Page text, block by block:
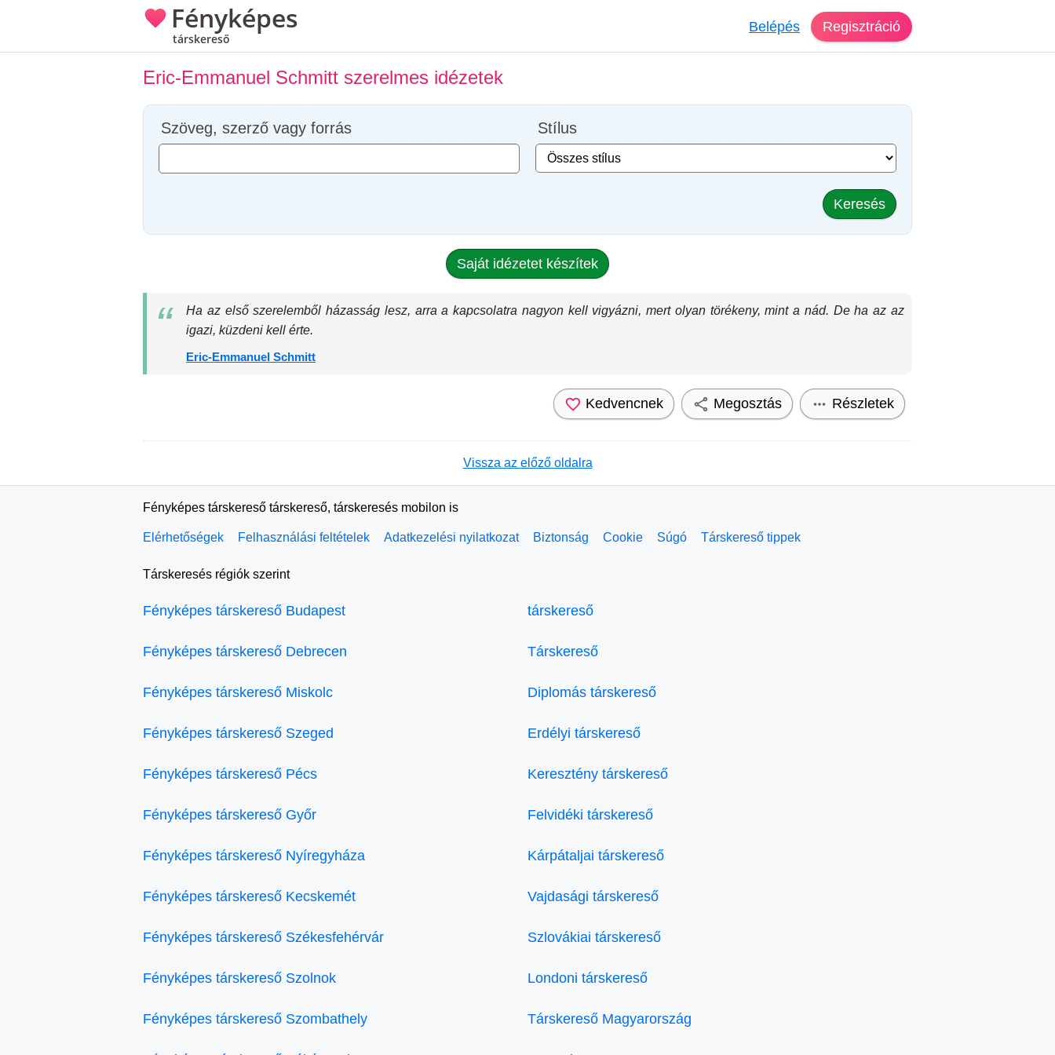
Fényképes
társkereső
Belépés Regisztráció
Eric-Emmanuel Schmitt szerelmes idézetek
Szöveg, szerző vagy forrás Stílus
Keresés
Saját idézetet készítek
Ha az első szerelemből házasság lesz, arra a kapcsolatra nagyon kell vigyázni, mert olyan törékeny, mint a nád. De ha az az
igazi, küzdeni kell érte.
Eric-Emmanuel Schmitt
Kedvencnek Megosztás Részletek
Vissza az előző oldalra
Fényképes társkereső társkereső, társkeresés mobilon is
Elérhetőségek Felhasználási feltételek Adatkezelési nyilatkozat Biztonság Cookie Súgó Társkereső tippek
Társkeresés régiók szerint
Fényképes társkereső Budapest
Fényképes társkereső Debrecen
Fényképes társkereső Miskolc
Fényképes társkereső Szeged
Fényképes társkereső Pécs
Fényképes társkereső Győr
Fényképes társkereső Nyíregyháza
Fényképes társkereső Kecskemét
Fényképes társkereső Székesfehérvár
Fényképes társkereső Szolnok
Fényképes társkereső Szombathely
társkereső
Társkereső
Diplomás társkereső
Erdélyi társkereső
Keresztény társkereső
Felvidéki társkereső
Kárpátaljai társkereső
Vajdasági társkereső
Szlovákiai társkereső
Londoni társkereső
Társkereső Magyarország